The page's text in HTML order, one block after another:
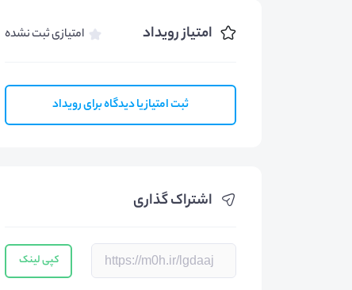
امتیاز رویداد امتیازی ثبت نشده
ثبت امتیاز یا دیدگاه برای رویداد
اشتراک گذاری
کپی لینک